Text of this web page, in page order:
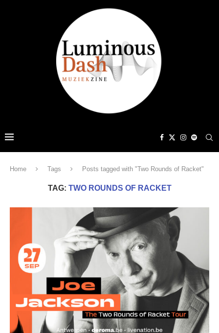
Home Tags Posts tagged with "Two Rounds of Racket"
TAG: TWO ROUNDS OF RACKET